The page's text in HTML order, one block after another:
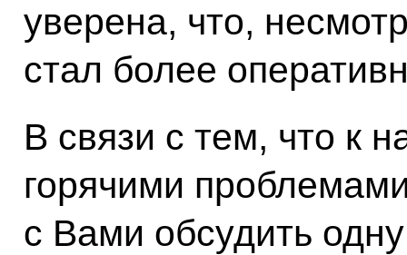
уверена, что,
стал более
В связи с тем, что к
горячими
с Вами обсудить